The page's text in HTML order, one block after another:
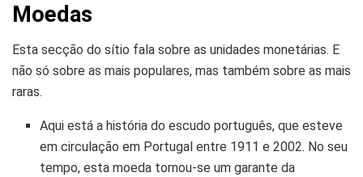
Moedas
Esta secção do sítio fala sobre as unidades monetárias. E
não só sobre as mais populares, mas também sobre as mais
raras.
Aqui está a história do escudo português, que esteve
em circulação em Portugal entre 1911 e 2002. No seu
tempo, esta moeda tornou-se um garante da